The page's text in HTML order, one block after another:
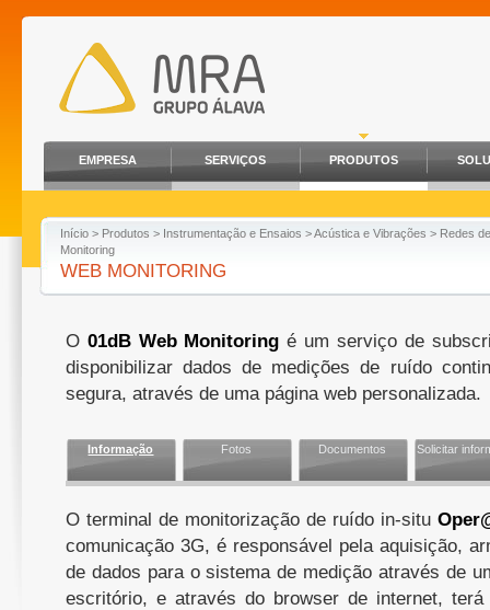
EMPRESA SERVIÇOS PRODUTOS
Início > Produtos > Instrumentação e Ensaios >Acústica e Vibrações > Redes
Monitoring
WEB MONITORING
O 01dB Web Monitoring é um serviço de
disponibilizar dados de medições de ruído
segura, através de uma página web personalizada.
Informação Fotos Documentos Solicitar
O terminal de monitorização de ruído in-situ
comunicação 3G, é responsável pela aquisição,
de dados para o sistema de medição através de
escritório, e através do browser de internet,